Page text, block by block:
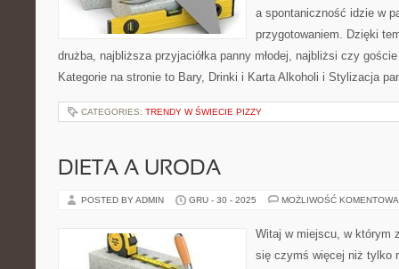
a spontaniczność idzie w
przygotowaniem. Dzięki
drużba, najbliższa przyjaciółka panny młodej, najbliżsi czy
Kategorie na stronie to Bary, Drinki i Karta Alkoholi i Stylizacja
CATEGORIES: TRENDY W ŚWIECIE PIZZY
DIETA A URODA
POSTED BY ADMIN GRU - 30 - 2025 MOŻLIWOŚĆ
Witaj w miejscu, w którym
się czymś więcej niż tylko